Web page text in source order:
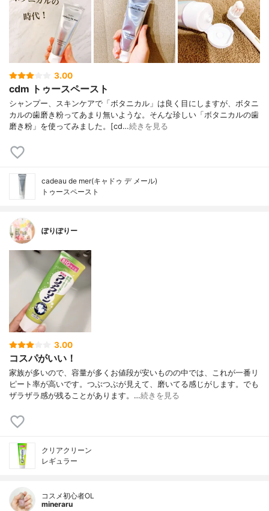
3.00
cdm トゥースペースト
シャンプー、スキンケアで「ボタニカル」は良く目にしますが、ボタニ
カルの歯磨き粉ってあまり無いような。そんな珍しい「ボタニカルの歯
磨き粉」を使ってみました。[cd…続きを見る
cadeau de mer(キャドゥ デ メール)
トゥースペースト
ぽりぽりー
3.00
コスパがいい！
家族が多いので、容量が多くお値段が安いものの中では、これが一番リ
ピート率が高いです。つぶつぶが見えて、磨いてる感じがします。でも
ザラザラ感が残ることがあります。…続きを見る
クリアクリーン
レギュラー
コスメ初心者OL
mineraru